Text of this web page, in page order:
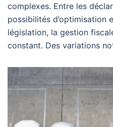
complexes. Entre les
possibilités d’optimisation
législation, la gestion
constant. Des variations